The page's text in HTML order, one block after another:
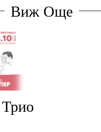
Виж Още